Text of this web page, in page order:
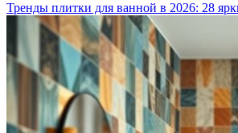
Тренды плитки для ванной в 2026: 28